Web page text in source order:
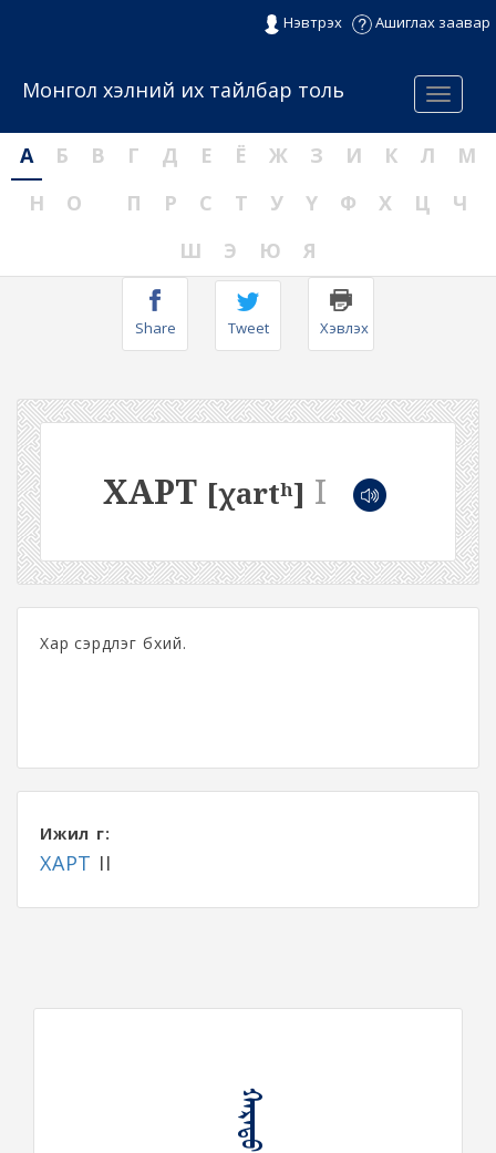
Нэвтрэх Ашиглах заавар
Menu
Монгол хэлний их тайлбар толь
А Б В Г Д Е Ё Ж З И К Л
М
Н
О П Р С Т У Ү Ф Х Ц
Ч
Ш
Э Ю Я
Share Tweet Хэвлэх
ХАРТ [χartʰ] I
Хар сэрдлэг бүхий.
Ижил үг:
ХАРТ II
ᠬᠠᠷᠠᠲᠤ